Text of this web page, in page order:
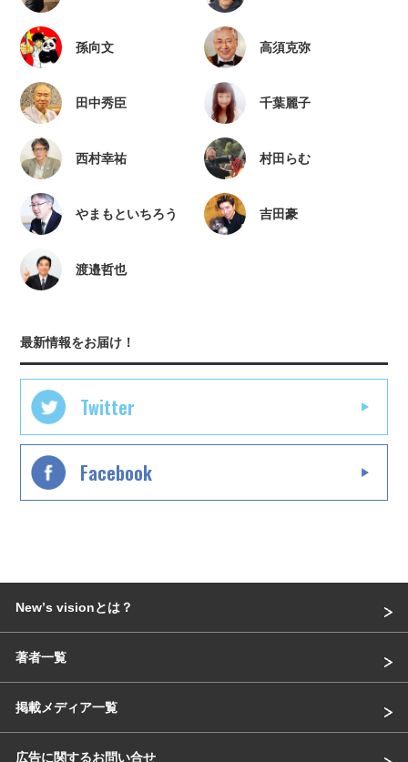
孫向文 高須克弥
田中秀臣 千葉麗子
西村幸祐 村田らむ
やまもといちろう 吉田豪
渡邉哲也
最新情報をお届け！
Twitter
Facebook
Newʼs visionとは？
著者一覧
掲載メディア一覧
広告に関するお問い合せ